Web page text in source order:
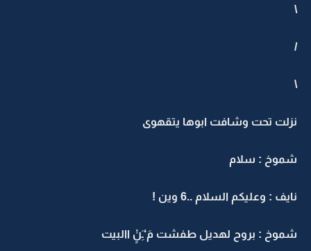
\
/
\
نزلت تحت وشافت ابوها يتقهوى
شموخ : سلام
نايف : وعليكم السلام ..6 وين !
شموخ : بروح لهديل طفشت مَ‘ـَِنٍْ االبيت